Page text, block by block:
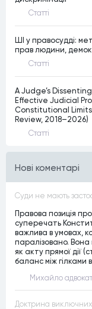
Статтi
ШІ у правосудді:
прав людини,
Статтi
A Judge’s
Effective Judicial
Constitutional
Review, 2018–2026)
Статтi
Нові коментарі
Правова позиція
суперечать
важлива в умовах,
паралізовано. Вона
як акту прямої дії
баланс між гілками
Михайло адвокат